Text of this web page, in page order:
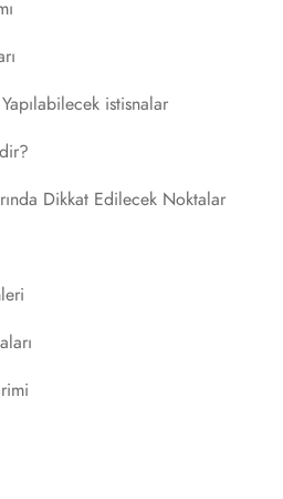
istisnalar
Dikkat Edilecek Noktalar